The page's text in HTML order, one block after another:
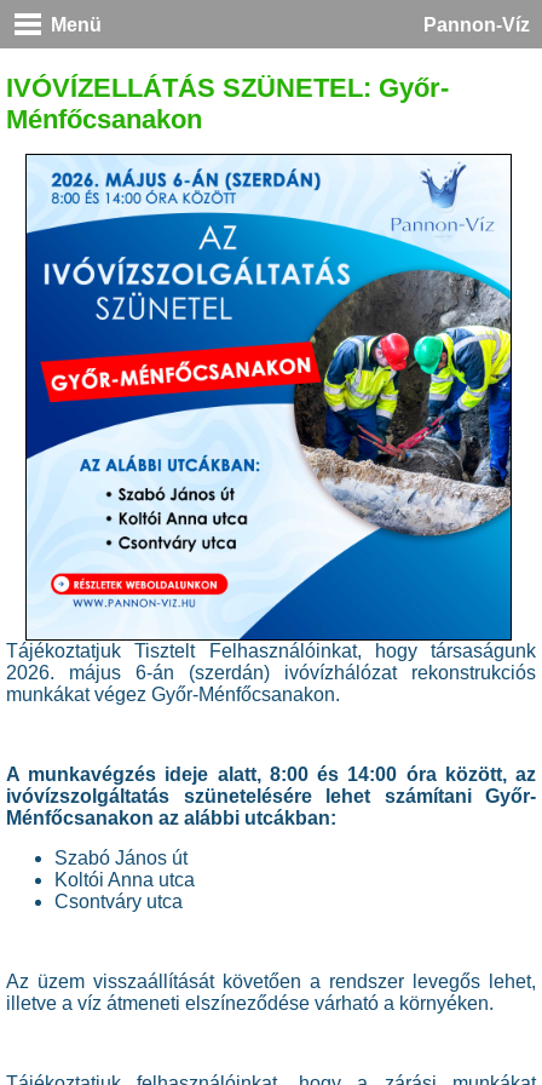
Menü Pannon-Víz
IVÓVÍZELLÁTÁS SZÜNETEL: Győr-
Ménfőcsanakon
Tájékoztatjuk Tisztelt Felhasználóinkat, hogy társaságunk
2026. május 6-án (szerdán) ivóvízhálózat rekonstrukciós
munkákat végez Győr-Ménfőcsanakon.
A munkavégzés ideje alatt, 8:00 és 14:00 óra között, az
ivóvízszolgáltatás szünetelésére lehet számítani Győr-
Ménfőcsanakon az alábbi utcákban:
Szabó János út
Koltói Anna utca
Csontváry utca
Az üzem visszaállítását követően a rendszer levegős lehet,
illetve a víz átmeneti elszíneződése várható a környéken.